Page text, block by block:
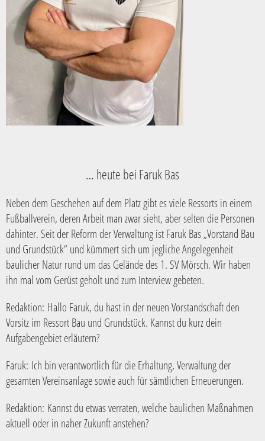
… heute bei Faruk Bas
Neben dem Geschehen auf dem Platz gibt es viele Ressorts in einem
Fußballverein, deren Arbeit man zwar sieht, aber selten die Personen
dahinter. Seit der Reform der Verwaltung ist Faruk Bas „Vorstand Bau
und Grundstück“ und kümmert sich um jegliche Angelegenheit
baulicher Natur rund um das Gelände des 1. SV Mörsch. Wir haben
ihn mal vom Gerüst geholt und zum Interview gebeten.
Redaktion: Hallo Faruk, du hast in der neuen Vorstandschaft den
Vorsitz im Ressort Bau und Grundstück. Kannst du kurz dein
Aufgabengebiet erläutern?
Faruk: Ich bin verantwortlich für die Erhaltung, Verwaltung der
gesamten Vereinsanlage sowie auch für sämtlichen Erneuerungen.
Redaktion: Kannst du etwas verraten, welche baulichen Maßnahmen
aktuell oder in naher Zukunft anstehen?